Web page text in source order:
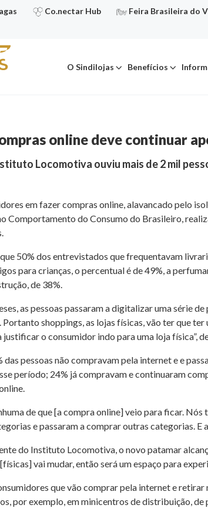
Co.nectar Hub Feira Brasileira do
O Sindilojas Benefícios
online deve continuar
Locomotiva ouviu mais de 2 mil
em fazer compras online, alavancado pelo
Comportamento do Consumo do Brasileiro,
50% dos entrevistados que frequentavam
para crianças, o percentual é de 49%, a
de 38%.
as pessoas passaram a digitalizar uma série
shoppings, as lojas físicas, vão ter que
justificar o consumidor indo para uma loja
das pessoas não compravam pela internet e e
período; 24% já compravam e continuaram
de que [a compra online] veio para ficar.
e passaram a comprar outras categorias.
do Instituto Locomotiva, o novo patamar
vai mudar, então será um espaço para
que vão comprar pela internet e
por exemplo, em minicentros de distribuição,